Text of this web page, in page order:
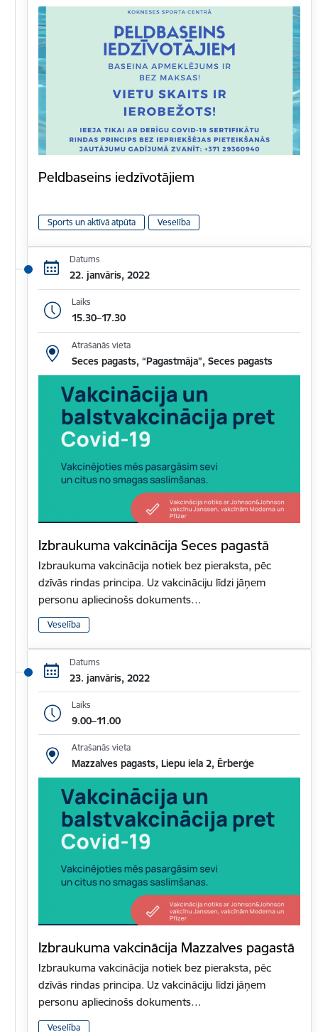
Peldbaseins iedzīvotājiem
Sports un aktīvā atpūta Veselība
Datums
22. janvāris, 2022
Laiks
15.30–17.30
Atrašanās vieta
Seces pagasts, “Pagastmāja”, Seces pagasts
Izbraukuma vakcinācija Seces pagastā
Izbraukuma vakcinācija notiek bez pieraksta, pēc
dzīvās rindas principa. Uz vakcināciju līdzi jāņem
personu apliecinošs dokuments…
Veselība
Datums
23. janvāris, 2022
Laiks
9.00–11.00
Atrašanās vieta
Mazzalves pagasts, Liepu iela 2, Ērberģe
Izbraukuma vakcinācija Mazzalves pagastā
Izbraukuma vakcinācija notiek bez pieraksta, pēc
dzīvās rindas principa. Uz vakcināciju līdzi jāņem
personu apliecinošs dokuments…
Veselība